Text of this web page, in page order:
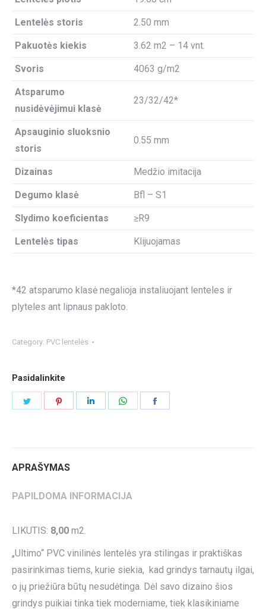
Lentelės storis 2.50 mm
Pakuotės kiekis 3.62 m2 – 14 vnt.
Svoris 4063 g/m2
Atsparumo
nusidėvėjimui klasė
23/32/42*
Apsauginio sluoksnio
storis
0.55 mm
Dizainas Medžio imitacija
Degumo klasė Bfl – S1
Slydimo koeficientas ≥R9
Lentelės tipas Klijuojamas
*42 atsparumo klasė negalioja instaliuojant lenteles ir
plyteles ant lipnaus pakloto.
Category: PVC lentelės
Pasidalinkite
APRAŠYMAS
PAPILDOMA INFORMACIJA
LIKUTIS: 8,00 m2.
„Ultimo“ PVC vinilinės lentelės yra stilingas ir praktiškas
pasirinkimas tiems, kurie siekia, kad grindys tarnautų ilgai,
o jų priežiūra būtų nesudėtinga. Dėl savo dizaino šios
grindys puikiai tinka tiek moderniame, tiek klasikiniame